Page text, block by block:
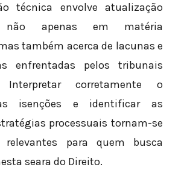
técnica envolve atualização
não apenas em matéria
também acerca de lacunas e
enfrentadas pelos tribunais
Interpretar corretamente o
isenções e identificar as
processuais tornam-se
relevantes para quem busca
seara do Direito.